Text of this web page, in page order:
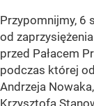
Przypomnijmy, 6
od
przed Pałacem
podczas której
Andrzeja